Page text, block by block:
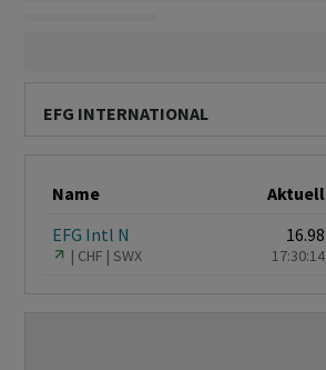
EFG INTERNATIONAL
Name Aktuell
EFG Intl N
CHF SWX
16.98
17:30:14